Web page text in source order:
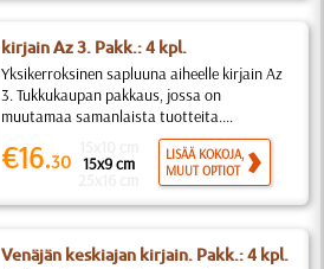
kirjain Az 3. Pakk.: 4 kpl.
Yksikerroksinen sapluuna aiheelle kirjain Az
3. Tukkukaupan pakkaus, jossa on
muutamaa samanlaista tuotteita....
€16.30 15x9 cm
LISÄÄ KOKOJA,
MUUT OPTIOT
Venäjän keskiajan kirjain. Pakk.: 4 kpl.